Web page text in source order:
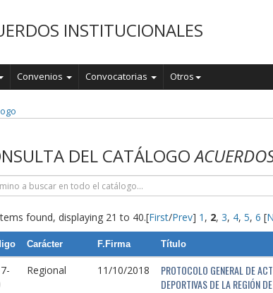
INSTITUCIONALES
Convenios Convocatorias Otros
DEL CATÁLOGO
found, displaying 21 to 40.[First/Prev] 1 , 2, 3, 4, 5, 6 [
Carácter F.Firma Título
Regional 11/10/2018
PROTOCOLO GENERAL DE
DEPORTIVAS DE LA REGIÓN